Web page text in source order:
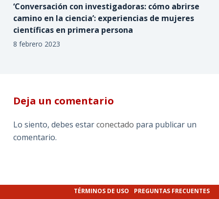
‘Conversación con investigadoras: cómo abrirse
camino en la ciencia’: experiencias de mujeres
científicas en primera persona
8 febrero 2023
Deja un comentario
Lo siento, debes estarconectado para publicar un
comentario.
TÉRMINOS DE USO PREGUNTAS FRECUENTES